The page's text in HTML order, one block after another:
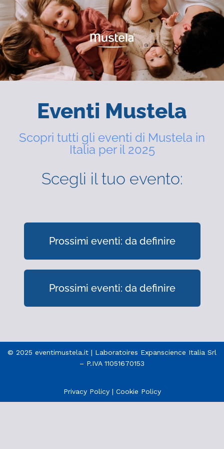
Eventi Mustela
Scopri tutti gli eventi di Mustela in
Italia per il 2025
Scegli il tuo evento:
Prossimi eventi: da definire
Prossimi eventi: da definire
© 2025 eventimustela.it | Laboratoires Expanscience Italia Srl
– P.IVA 11051670153
Privacy Policy| Cookie Policy